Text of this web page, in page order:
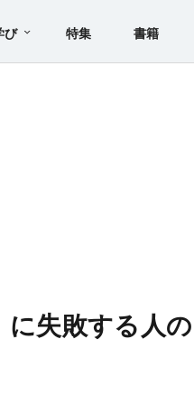
び 特集 書籍
に失敗する人